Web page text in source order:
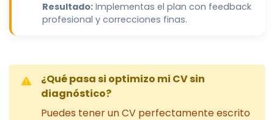
Resultado: Implementas el plan con feedback
profesional y correcciones finas.
¿Qué pasa si optimizo mi CV sin
diagnóstico?
Puedes tener un CV perfectamente escrito